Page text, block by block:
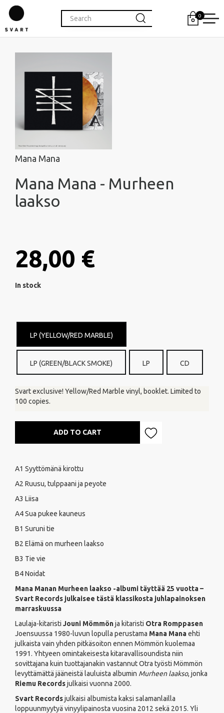
0
Mana Mana
Mana Mana - Murheen
laakso
28,00 €
In stock
LP (YELLOW/RED MARBLE)
LP (GREEN/BLACK SMOKE) LP CD
Svart exclusive! Yellow/Red Marble vinyl, booklet. Limited to
100 copies.
ADD TO CART
A1 Syyttömänä kirottu
A2 Ruusu, tulppaani ja peyote
A3 Liisa
A4 Sua pukee kauneus
B1 Suruni tie
B2 Elämä on murheen laakso
B3 Tie vie
B4 Noidat
Mana Manan Murheen laakso -albumi täyttää 25 vuotta –
Svart Records julkaisee tästä klassikosta juhlapainoksen
marraskuussa
Laulaja-kitaristi Jouni Mömmönja kitaristi Otra Romppasen
Joensuussa 1980-luvun lopulla perustama Mana Manaehti
julkaista vain yhden pitkäsoiton ennen Mömmön kuolemaa
1991. Yhtyeen omintakeisesta kitaravallisoundista niin
sovittajana kuin tuottajanakin vastannut Otra työsti Mömmön
levyttämättä jääneistä lauluista albumin Murheen laakso, jonka
Riemu Recordsjulkaisi vuonna 2000.
Svart Recordsjulkaisi albumista kaksi salamanlailla
loppuunmyytyä vinyylipainosta vuosina 2012 sekä 2015. Yli